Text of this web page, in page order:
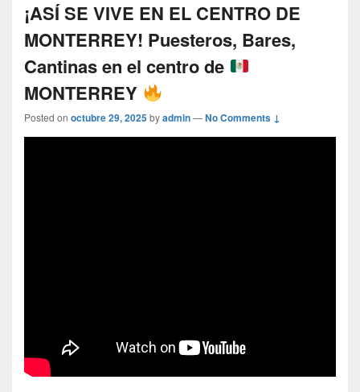
¡ASÍ SE VIVE EN EL CENTRO DE
MONTERREY! Puesteros, Bares,
Cantinas en el centro de
MONTERREY
Posted on octubre 29, 2025byadmin—No Comments ↓